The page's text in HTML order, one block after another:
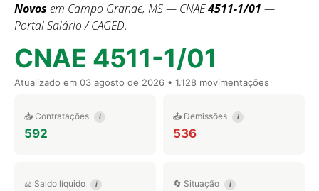
Novos em Campo Grande, MS — CNAE4511-1/01 —
Portal Salário / CAGED.
CNAE 4511-1/01
Atualizado em 03 agosto de 2026 • 1.128 movimentações
📥 Contratações i
592
📤 Demissões i
536
⚖️ Saldo líquido i 🔄 Situação i